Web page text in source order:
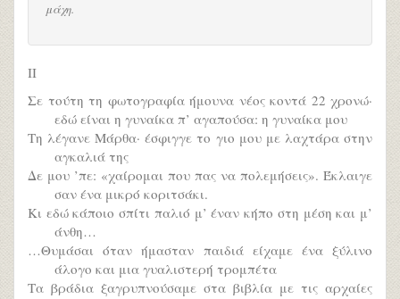
μάχη.
II
Σε τούτη τη φωτογραφία ήμουνα νέος κοντά 22 χρονώ·
εδώ είναι η γυναίκα π’ αγαπούσα: η γυναίκα μου
Τη λέγανε Μάρθα· έσφιγγε το γιο μου με λαχτάρα στην
αγκαλιά της
Δε μου ’πε: «χαίρομαι που πας να πολεμήσεις». Έκλαιγε
σαν ένα μικρό κοριτσάκι.
Κι εδώ κάποιο σπίτι παλιό μ’ έναν κήπο στη μέση και μ’
άνθη…
…Θυμάσαι όταν ήμασταν παιδιά είχαμε ένα ξύλινο
άλογο και μια γυαλιστερή τρομπέτα
Τα βράδια ξαγρυπνούσαμε στα βιβλία με τις αρχαίες